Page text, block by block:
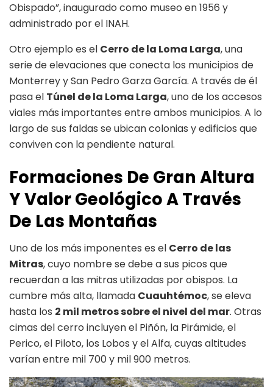
Obispado”, inaugurado como museo en 1956 y
administrado por el INAH.
Otro ejemplo es el Cerro de la Loma Larga, una
serie de elevaciones que conecta los municipios de
Monterrey y San Pedro Garza García. A través de él
pasa el Túnel de la Loma Larga, uno de los accesos
viales más importantes entre ambos municipios. A lo
largo de sus faldas se ubican colonias y edificios que
conviven con la pendiente natural.
Formaciones De Gran Altura
Y Valor Geológico A Través
De Las Montañas
Uno de los más imponentes es el Cerro de las
Mitras, cuyo nombre se debe a sus picos que
recuerdan a las mitras utilizadas por obispos. La
cumbre más alta, llamada Cuauhtémoc, se eleva
hasta los 2 mil metros sobre el nivel del mar. Otras
cimas del cerro incluyen el Piñón, la Pirámide, el
Perico, el Piloto, los Lobos y el Alfa, cuyas altitudes
varían entre mil 700 y mil 900 metros.